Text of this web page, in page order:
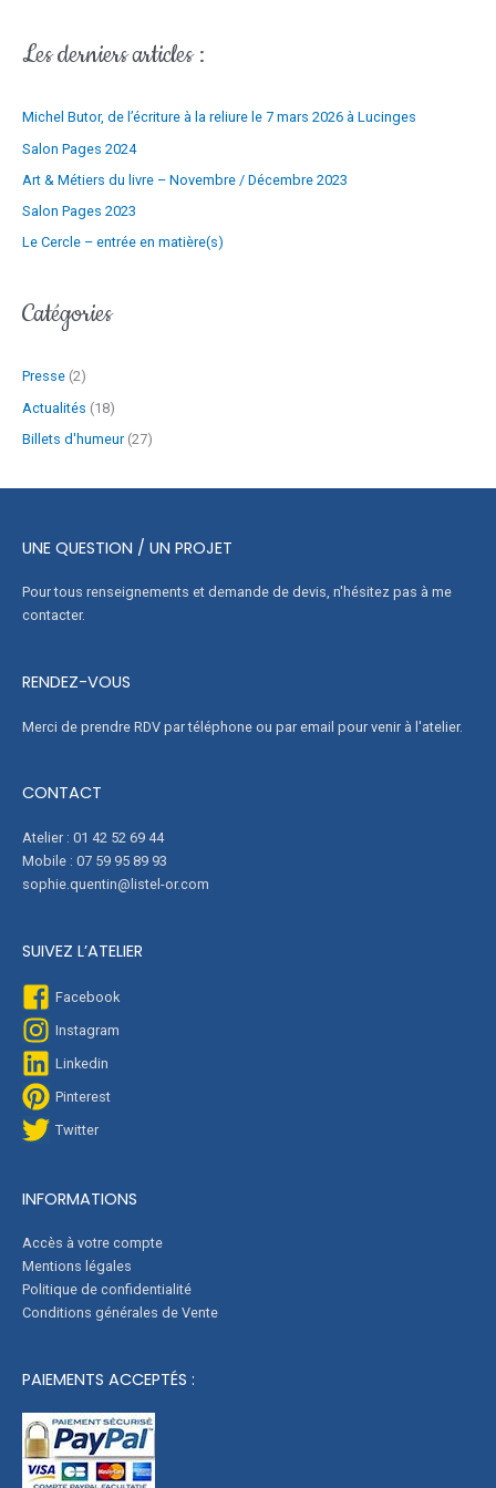
:m
i
l
Les derniers articles :
Michel Butor, de l’écriture à la reliure le 7 mars 2026 à Lucinges
Salon Pages 2024
Art & Métiers du livre – Novembre / Décembre 2023
Salon Pages 2023
Le Cercle – entrée en matière(s)
Catégories
Presse (2)
Actualités (18)
Billets d'humeur(27)
UNE QUESTION / UN PROJET
Pour tous renseignements et demande de devis, n'hésitez pas à me
contacter.
RENDEZ-VOUS
Merci de prendre RDV par téléphone ou par email pour venir à l'atelier.
CONTACT
Atelier : 01 42 52 69 44
Mobile : 07 59 95 89 93
sophie.quentin@listel-or.com
SUIVEZ L’ATELIER
Facebook
Instagram
Linkedin
Pinterest
Twitter
INFORMATIONS
Accès à votre compte
Mentions légales
Politique de confidentialité
Conditions générales de Vente
PAIEMENTS ACCEPTÉS :